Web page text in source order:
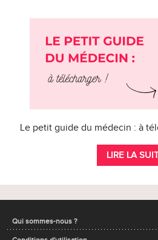
Le petit guide du médecin : à
LIRE LA
Qui sommes-nous ?